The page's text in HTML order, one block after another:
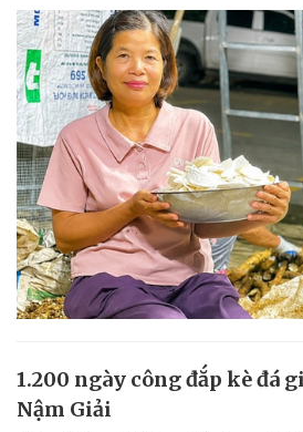
1.200 ngày công đắp kè đá
Nậm Giải